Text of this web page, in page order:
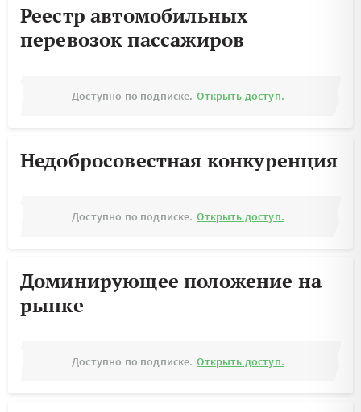
Реестр автомобильных
перевозок пассажиров
Доступно по подписке. Открыть доступ.
Недобросовестная конкуренция
Доступно по подписке. Открыть доступ.
Доминирующее положение на
рынке
Доступно по подписке. Открыть доступ.